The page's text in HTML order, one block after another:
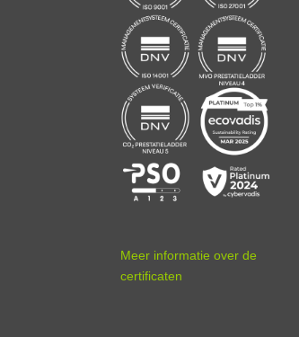
Meer informatie over de
certificaten